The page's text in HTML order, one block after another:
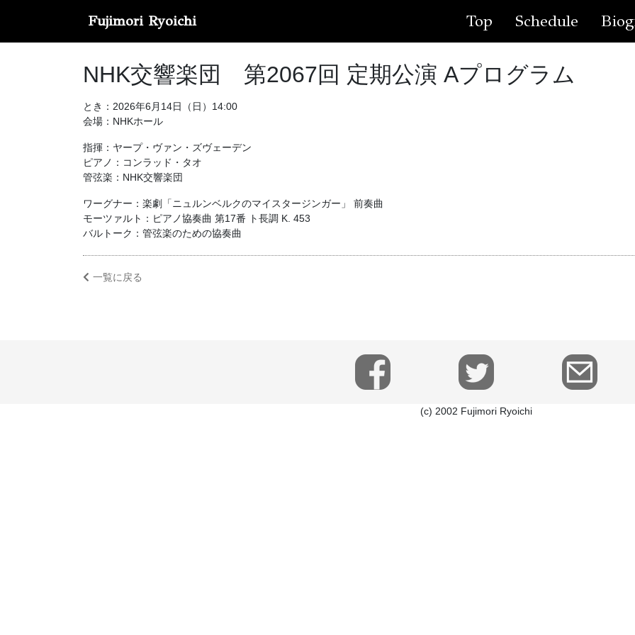
Fujimori Ryoichi Top Schedule
NHK交響楽団 第2067回 定期公演 Aプログラム
とき：2026年6月14日（日）14:00
会場：NHKホール
指揮：ヤープ・ヴァン・ズヴェーデン
ピアノ：コンラッド・タオ
管弦楽：NHK交響楽団
ワーグナー：楽劇「ニュルンベルクのマイスタージンガー」 前奏曲
モーツァルト：ピアノ協奏曲 第17番 ト長調 K. 453
バルトーク：管弦楽のための協奏曲
一覧に戻る
(c) 2002 Fujimori Ryoichi